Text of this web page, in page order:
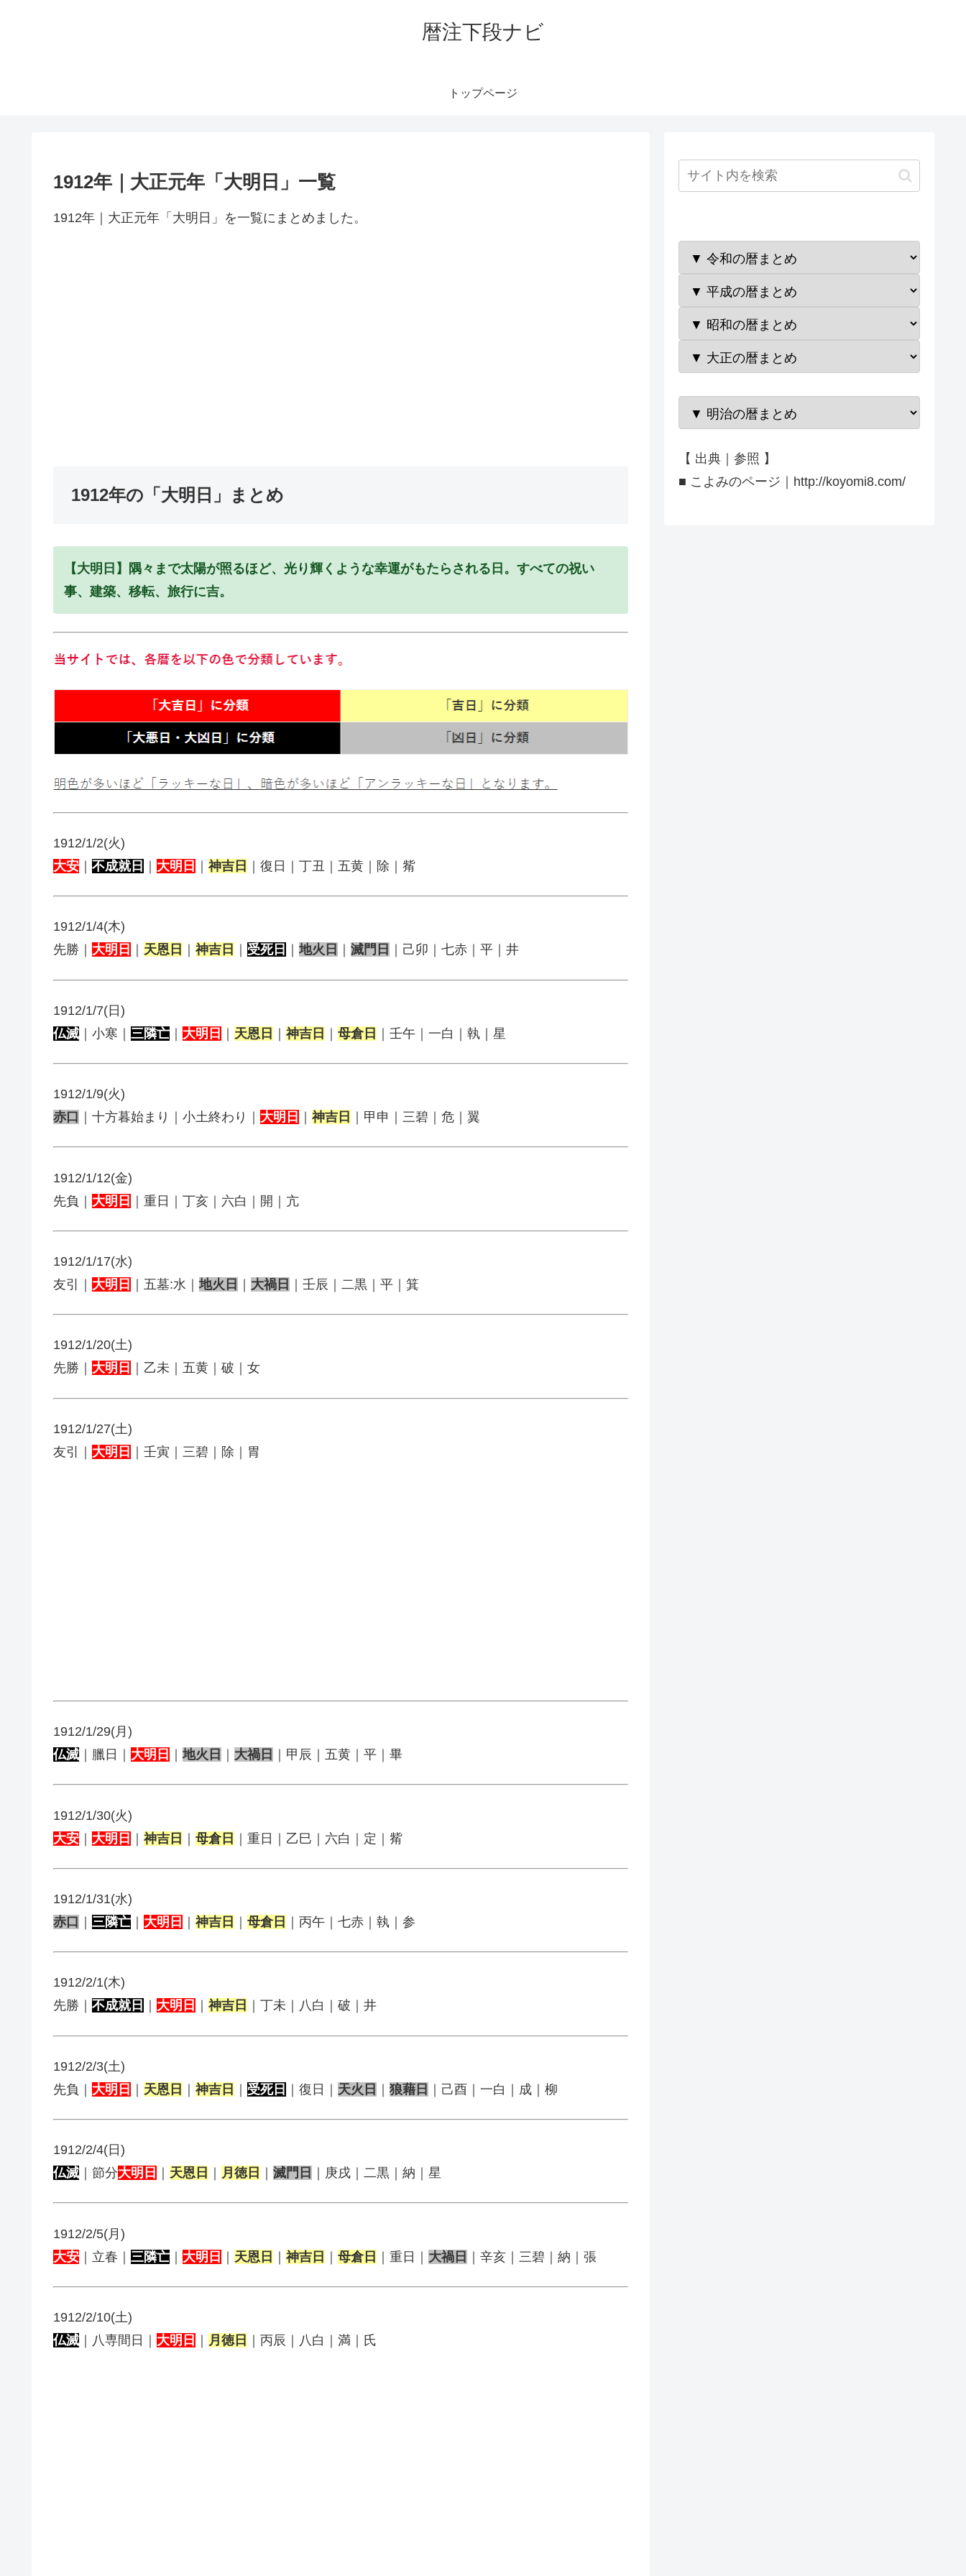
暦注下段ナビ
トップページ
1912年｜大正元年「大明日」一覧
1912年｜大正元年「大明日」を一覧にまとめました。
1912年の「大明日」まとめ
【大明日】隅々まで太陽が照るほど、光り輝くような幸運がもたらされる日。すべての祝い
事、建築、移転、旅行に吉。
1912/1/2(火)
大安
不成就日 大明日 神吉日 ｜復日｜丁丑｜五黄｜除｜觜
1912/1/4(木)
先勝｜ 大明日 天恩日 神吉日 受死日 ｜地火日 滅門日 ｜己卯｜七赤｜平｜井
1912/1/7(日)
仏滅 ｜小寒｜ 三隣亡 ｜ 大明日 ｜ 天恩日 ｜ 神吉日 ｜ 母倉日 ｜壬午｜一白｜執｜星
1912/1/9(火)
赤口
｜十方暮始まり｜小土終わり｜ 大明日 神吉日 ｜甲申｜三碧｜危｜翼
1912/1/12(金)
先負｜ 大明日 ｜重日｜丁亥｜六白｜開｜亢
1912/1/17(水)
友引｜ 大明日 ｜五墓:水｜地火日 ｜ 大禍日 ｜壬辰｜二黒｜平｜箕
1912/1/20(土)
先勝｜ 大明日 ｜乙未｜五黄｜破｜女
1912/1/27(土)
友引｜ 大明日 ｜壬寅｜三碧｜除｜胃
1912/1/29(月)
仏滅 ｜臘日｜ 大明日 ｜地火日 大禍日 ｜甲辰｜五黄｜平｜畢
1912/1/30(火)
大安 ｜ 大明日 ｜ 神吉日 ｜ 母倉日 ｜重日｜乙巳｜六白｜定｜觜
1912/1/31(水)
赤口
三隣亡 大明日 神吉日 母倉日 ｜丙午｜七赤｜執｜参
1912/2/1(木)
先勝｜ 不成就日 大明日 神吉日 ｜丁未｜八白｜破｜井
1912/2/3(土)
先負｜ 大明日 ｜ 天恩日 ｜ 神吉日 ｜ 受死日 ｜復日｜ 天火日 ｜ 狼藉日 ｜己酉｜一白｜成｜柳
1912/2/4(日)
仏滅 ｜節分大明日 天恩日 月徳日 滅門日 ｜庚戌｜二黒｜納｜星
1912/2/5(月)
大安 ｜立春｜ 三隣亡 ｜ 大明日 ｜ 天恩日 ｜ 神吉日 ｜ 母倉日 ｜重日｜ 大禍日 ｜辛亥｜三碧｜納｜張
1912/2/10(土)
仏滅 ｜八専間日｜ 大明日 ｜ 月徳日 ｜丙辰｜八白｜満｜氏
【 出典｜参照 】
■ こよみのページ｜http://koyomi8.com/